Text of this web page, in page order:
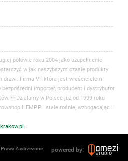
połowie roku 2004 jako uzupełnienie
w jak naszybszym czasie produkty
drzwi. Firma VF która jest właścicielem
bezpośredni importer, producent i dystrybutor
Działamy w Polsce już od 1999 roku
HEMP.PL stale rośnie, wzbogacając i
Zastrzeżone
powered by: